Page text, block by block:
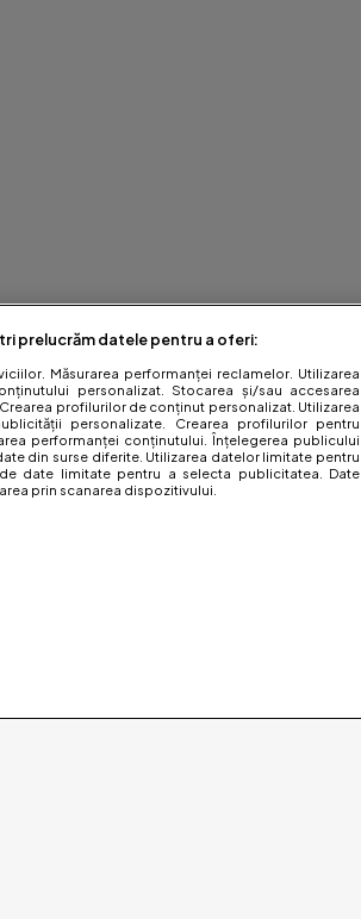
prelucrăm datele pentru a oferi:
Măsurarea performanței reclamelor. Utilizarea
personalizat. Stocarea și/sau accesarea
profilurilor de conținut personalizat. Utilizarea
personalizate. Crearea profilurilor pentru
performanței conținutului. Înțelegerea publicului
din surse diferite. Utilizarea datelor limitate pentru
date limitate pentru a selecta publicitatea. Date
prin scanarea dispozitivului.